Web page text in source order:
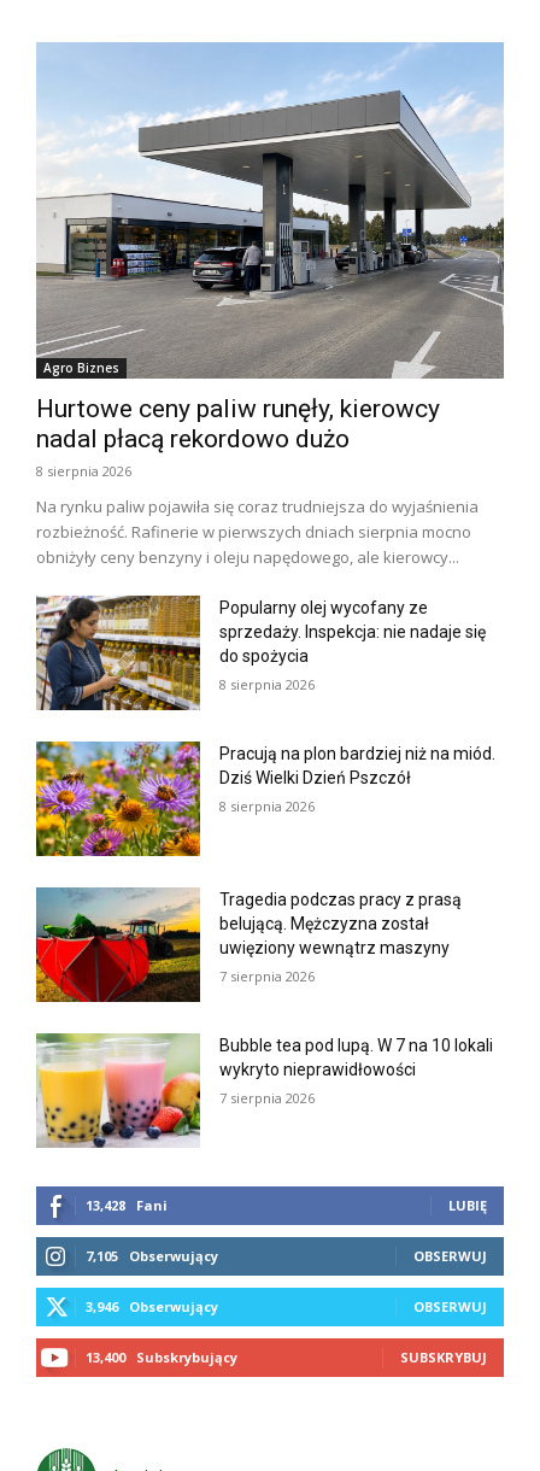
Agro Biznes
Hurtowe ceny paliw runęły, kierowcy
nadal płacą rekordowo dużo
8 sierpnia 2026
Na rynku paliw pojawiła się coraz trudniejsza do wyjaśnienia
rozbieżność. Rafinerie w pierwszych dniach sierpnia mocno
obniżyły ceny benzyny i oleju napędowego, ale kierowcy...
Popularny olej wycofany ze
sprzedaży. Inspekcja: nie nadaje się
do spożycia
8 sierpnia 2026
Pracują na plon bardziej niż na miód.
Dziś Wielki Dzień Pszczół
8 sierpnia 2026
Tragedia podczas pracy z prasą
belującą. Mężczyzna został
uwięziony wewnątrz maszyny
7 sierpnia 2026
Bubble tea pod lupą. W 7 na 10 lokali
wykryto nieprawidłowości
7 sierpnia 2026
13,428 Fani LUBIĘ
7,105 Obserwujący OBSERWUJ
3,946 Obserwujący OBSERWUJ
13,400 Subskrybujący SUBSKRYBUJ